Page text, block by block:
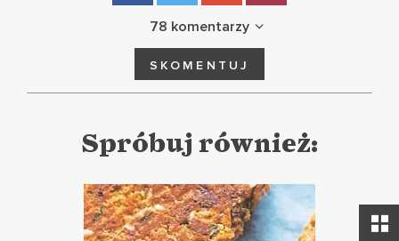
78 komentarzy
SKOMENTUJ
Spróbuj również: